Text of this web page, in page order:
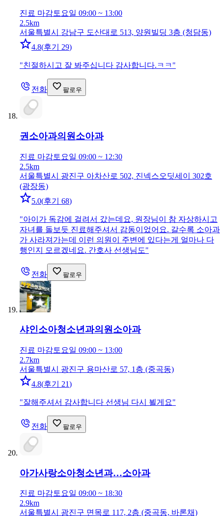
진료 마감토요일 09:00 ~ 13:00
2.5km
서울특별시 강남구 도산대로 513, 양원빌딩 3층 (청담동)
4.8(후기 29)
"친절하시고 잘 봐주십니다 감사합니다.ㅋㅋ "
전화 팔로우
권소아과의원 소아과
진료 마감토요일 09:00 ~ 12:30
2.5km
서울특별시 광진구 아차산로 502, 진넥스오딧세이 302호
(광장동)
5.0(후기 68)
"아이가 독감에 걸려서 갔는데요, 원장님이 참 자상하시고
자녀를 돌보듯 진료해주셔서 감동이었어요. 갈수록 소아과
가 사라져가는데 이런 의원이 주변에 있다는게 얼마나 다
행인지 모르겠네요. 간호사 선생님도"
전화 팔로우
샤인소아청소년과의원소아과
진료 마감토요일 09:00 ~ 13:00
2.7km
서울특별시 광진구 용마산로 57, 1층 (중곡동)
4.8(후기 21)
"잘해주셔서 감사합니다 선생님 다시 뵐게요"
전화 팔로우
아가사랑소아청소년과…소아과
진료 마감토요일 09:00 ~ 18:30
2.9km
서울특별시 광진구 면목로 117, 2층 (중곡동, 바론채)